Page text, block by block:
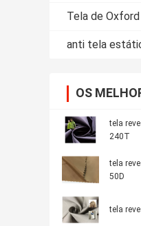
Tela de Oxford
anti tela
OS
tela
240T
tela
50D
tela